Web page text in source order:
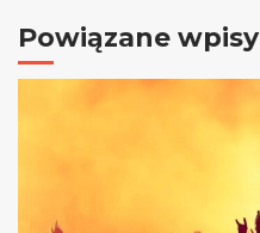
Powiązane wpisy